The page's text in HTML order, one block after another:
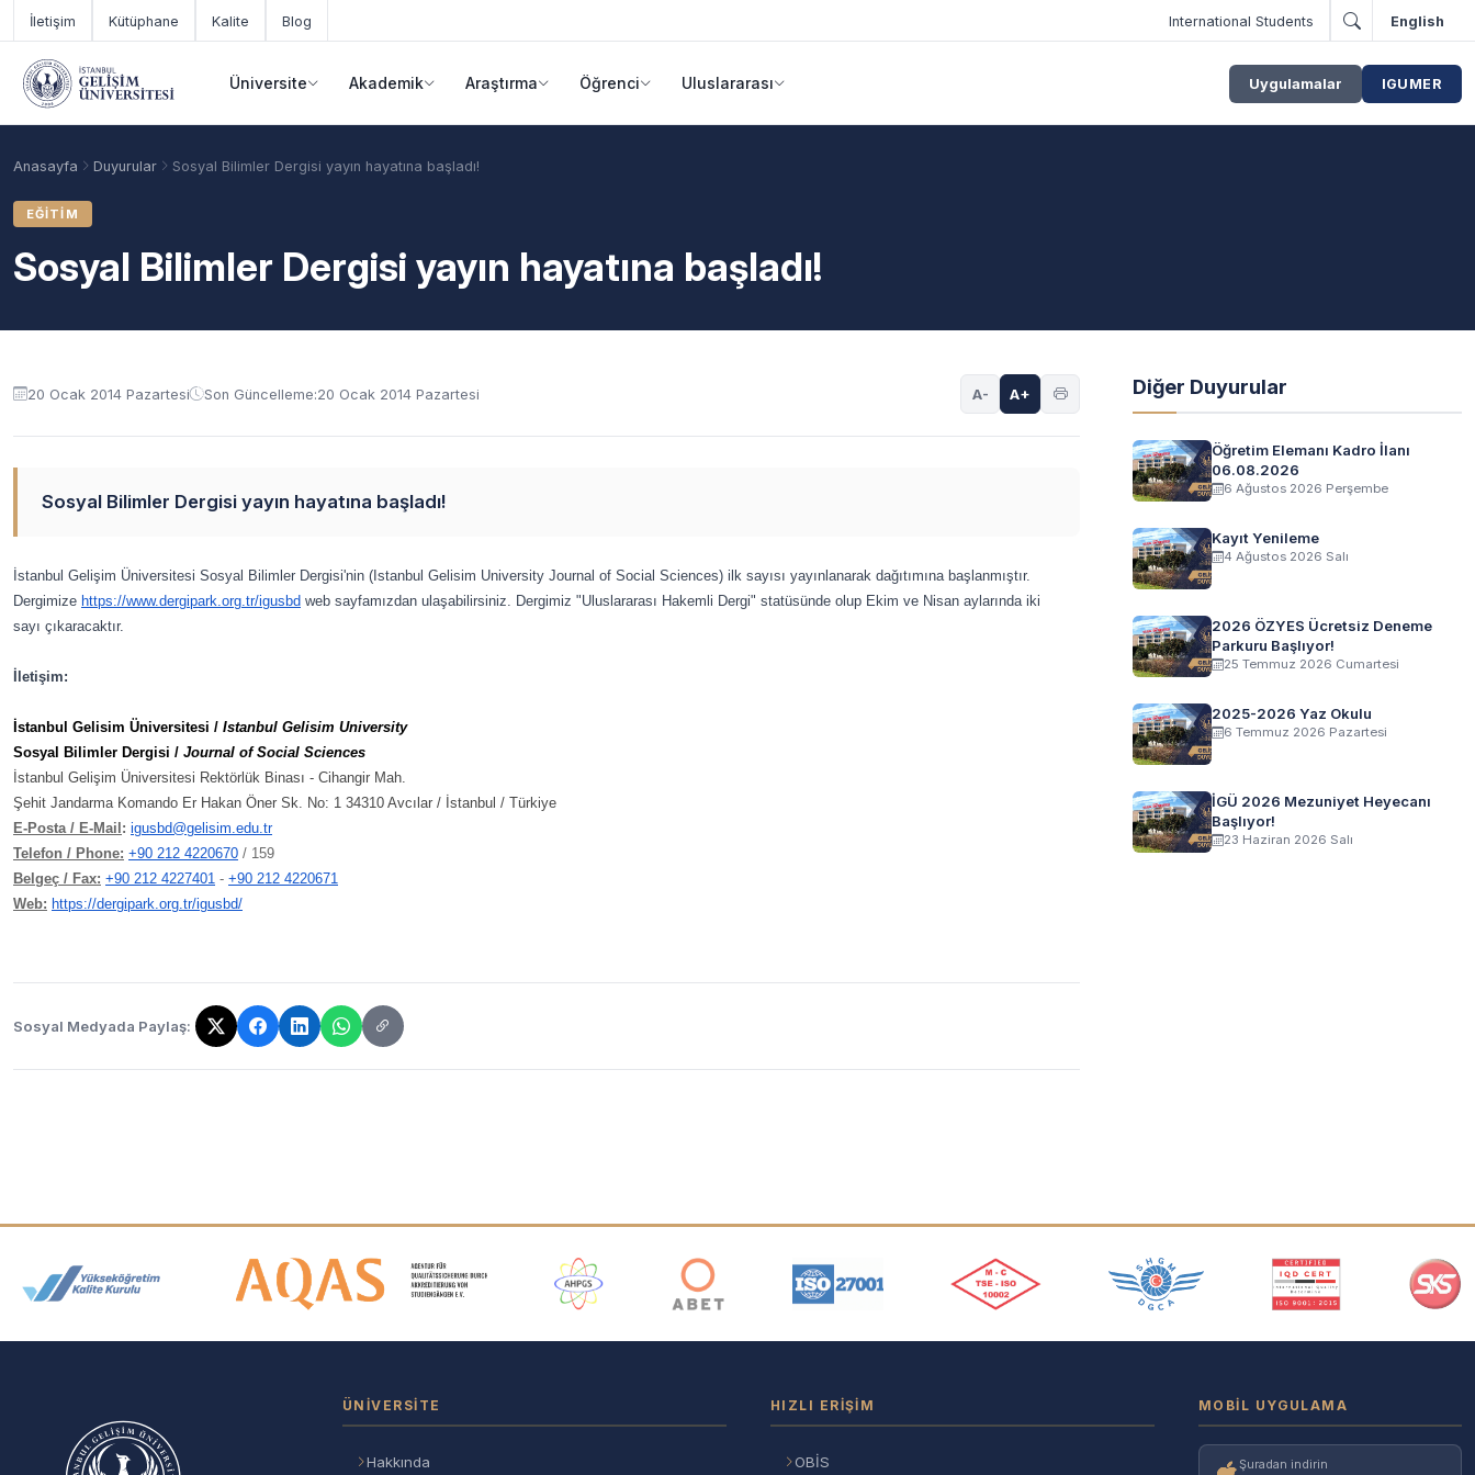
Ana içeriğe geç
İletişim Kütüphane Kalite Blog International Students English
Üniversite Akademik Araştırma Öğrenci Uluslararası Uygulamalar IGUMER
Anasayfa Duyurular Sosyal Bilimler Dergisi yayın hayatına başladı!
EĞITIM
Sosyal Bilimler Dergisi yayın hayatına başladı!
Duyuru içeriği
20 Ocak 2014 Pazartesi Son Güncelleme:20 Ocak 2014 Pazartesi A- A+
Sosyal Bilimler Dergisi yayın hayatına başladı!
İstanbul Gelişim Üniversitesi Sosyal Bilimler Dergisi'nin (Istanbul Gelisim University Journal of Social Sciences) ilk sayısı yayınlanarak dağıtımına başlanmıştır.
Dergimize https://www.dergipark.org.tr/igusbd web sayfamızdan ulaşabilirsiniz. Dergimiz "Uluslararası Hakemli Dergi" statüsünde olup Ekim ve Nisan aylarında iki
sayı çıkaracaktır.
İletişim:
İstanbul Gelisim Üniversitesi / Istanbul Gelisim University
Sosyal Bilimler Dergisi / Journal of Social Sciences
İstanbul Gelişim Üniversitesi Rektörlük Binası - Cihangir Mah.
Şehit Jandarma Komando Er Hakan Öner Sk. No: 1 34310 Avcılar / İstanbul / Türkiye
E-Posta / E-Mail : igusbd@gelisim.edu.tr
Telefon / Phone: +90 212 4220670 / 159
Belgeç / Fax: +90 212 4227401 - +90 212 4220671
Web: https://dergipark.org.tr/igusbd/
Sosyal Medyada Paylaş:
Bağlantı kopyalandı!
Diğer Duyurular
Öğretim Elemanı Kadro İlanı
06.08.2026
6 Ağustos 2026 Perşembe
Kayıt Yenileme
4 Ağustos 2026 Salı
2026 ÖZYES Ücretsiz Deneme
Parkuru Başlıyor!
25 Temmuz 2026 Cumartesi
2025-2026 Yaz Okulu
6 Temmuz 2026 Pazartesi
İGÜ 2026 Mezuniyet Heyecanı
Başlıyor!
23 Haziran 2026 Salı
Akreditasyon ve Üyelik Logoları
ÜNIVERSITE
Hakkında
HIZLI ERIŞIM
OBİS
MOBIL UYGULAMA
Şuradan indirin